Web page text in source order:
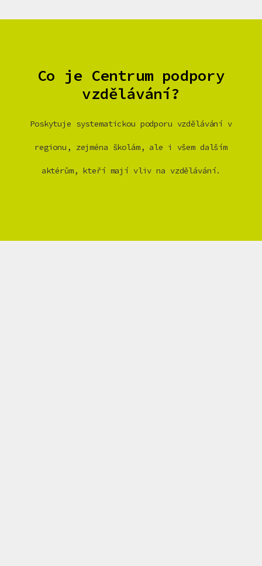
Co je Centrum podpory
vzdělávání?
Poskytuje systematickou podporu vzdělávání v
regionu, zejména školám, ale i všem dalším
aktérům, kteří mají vliv na vzdělávání.